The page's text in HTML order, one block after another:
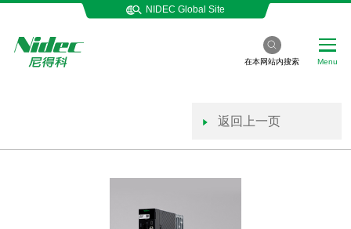
NIDEC Global Site
在本网站内搜索 Menu
返回上一页